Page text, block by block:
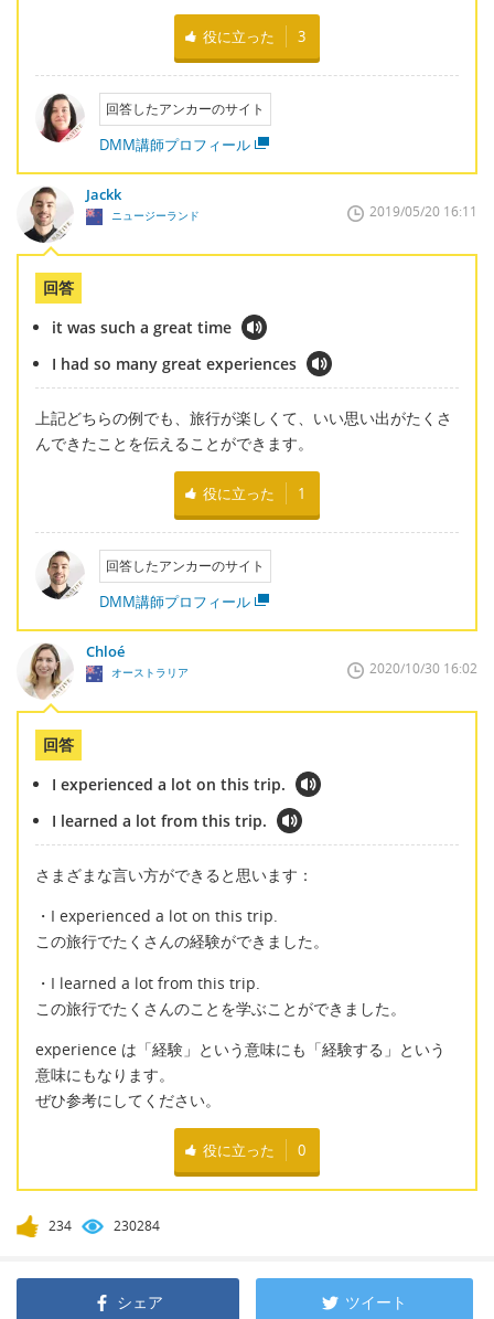
役に立った 3
回答したアンカーのサイト
DMM講師プロフィール
Jackk
ニュージーランド 2019/05/20 16:11
回答
it was such a great time
I had so many great experiences
上記どちらの例でも、旅行が楽しくて、いい思い出がたくさ
んできたことを伝えることができます。
役に立った 1
回答したアンカーのサイト
DMM講師プロフィール
Chloé
オーストラリア 2020/10/30 16:02
回答
I experienced a lot on this trip.
I learned a lot from this trip.
さまざまな言い方ができると思います：
・I experienced a lot on this trip.
この旅行でたくさんの経験ができました。
・I learned a lot from this trip.
この旅行でたくさんのことを学ぶことができました。
experience は「経験」という意味にも「経験する」という
意味にもなります。
ぜひ参考にしてください。
役に立った 0
234 230284
シェア ツイート